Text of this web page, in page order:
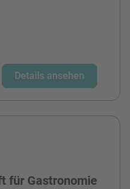
Details ansehen
für Gastronomie